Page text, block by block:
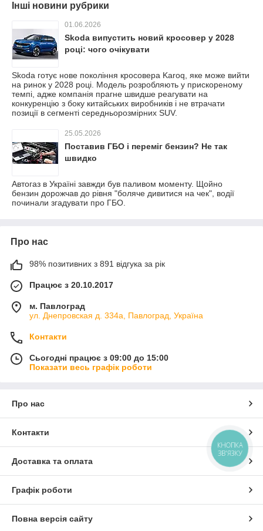
Інші новини рубрики
01.06.2026
Skoda випустить новий кросовер у 2028
році: чого очікувати
Skoda готує нове покоління кросовера Karoq, яке може вийти
на ринок у 2028 році. Модель розробляють у прискореному
темпі, адже компанія прагне швидше реагувати на
конкуренцію з боку китайських виробників і не втрачати
позиції в сегменті середньорозмірних SUV.
25.05.2026
Поставив ГБО і переміг бензин? Не так
швидко
Автогаз в Україні завжди був паливом моменту. Щойно
бензин дорожчав до рівня "боляче дивитися на чек", водії
починали згадувати про ГБО.
Про нас
98% позитивних з 891 відгука за рік
Працює з 20.10.2017
м. Павлоград
ул. Днепровская д. 334а, Павлоград, Україна
Контакти
Сьогодні працює з 09:00 до 15:00
Показати весь графік роботи
Про нас
Контакти
Доставка та оплата
Графік роботи
Повна версія сайту
КНОПКА
ЗВ'ЯЗКУ